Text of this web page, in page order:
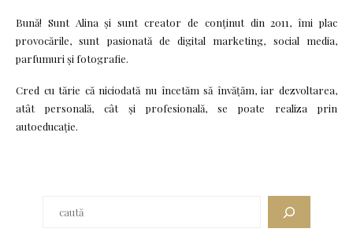
Bună! Sunt Alina și sunt creator de conținut din 2011, îmi plac
provocările, sunt pasionată de digital marketing, social media,
parfumuri și fotografie.
Cred cu tărie că niciodată nu încetăm să învățăm, iar dezvoltarea,
atât personală, cât și profesională, se poate realiza prin
autoeducație.